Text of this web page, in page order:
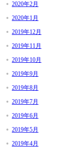
2020年2月
2020年1月
2019年12月
2019年11月
2019年10月
2019年9月
2019年8月
2019年7月
2019年6月
2019年5月
2019年4月